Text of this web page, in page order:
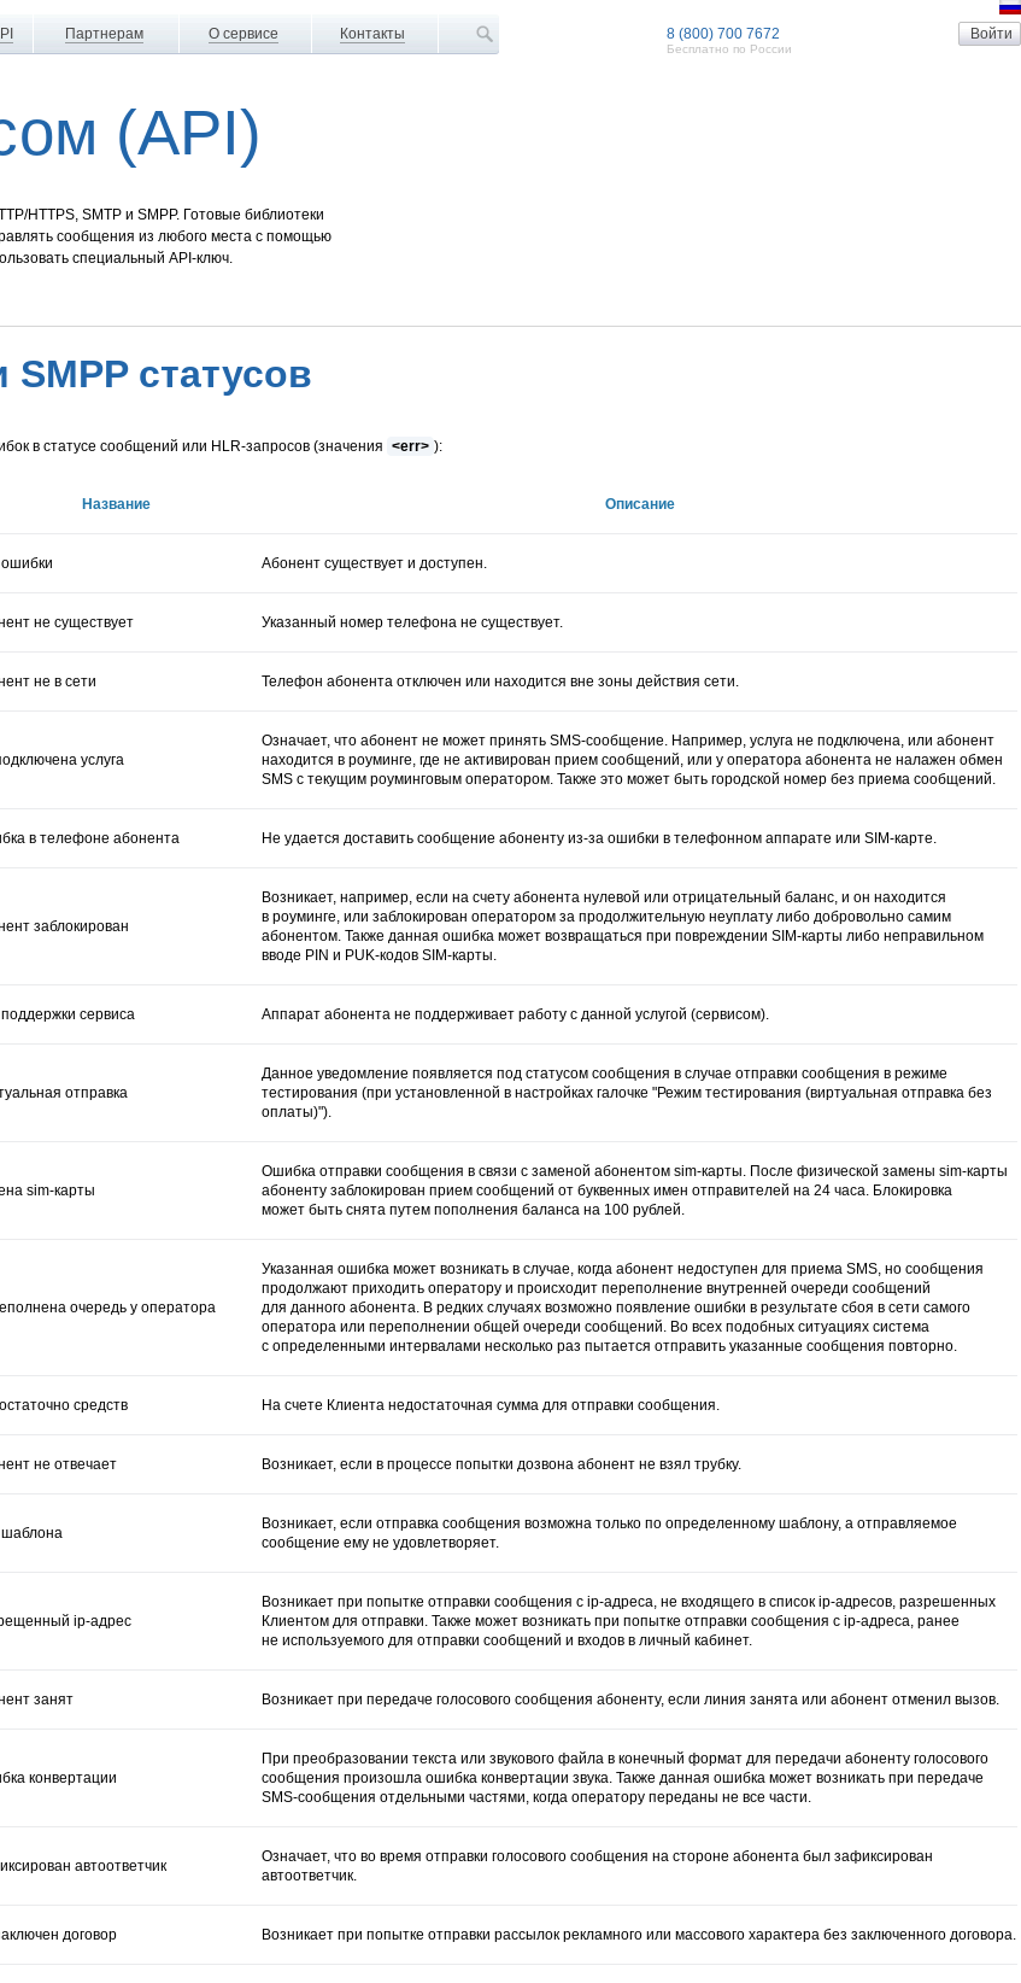
Партнерам О сервисе Контакты 8 (800) 700 7672
Бесплатно по России
(API)
HTTPS, SMTP и SMPP. Готовые библиотеки
сообщения из любого места с помощью
специальный API-ключ.
статусов
в статусе сообщений или HLR-запросов (значения <err> ):
Название Описание
Абонент существует и доступен.
не существует Указанный номер телефона не существует.
не в сети Телефон абонента отключен или находится вне зоны действия сети.
услуга
Означает, что абонент не может принять SMS-сообщение. Например, услуга не подключена, или абонент
находится в роуминге, где не активирован прием сообщений, или у оператора абонента не налажен обмен
SMS с текущим роуминговым оператором. Также это может быть городской номер без приема сообщений.
в телефоне абонента Не удается доставить сообщение абоненту из-за ошибки в телефонном аппарате или SIM-карте.
заблокирован
Возникает, например, если на счету абонента нулевой или отрицательный баланс, и он находится
в роуминге, или заблокирован оператором за продолжительную неуплату либо добровольно самим
абонентом. Также данная ошибка может возвращаться при повреждении SIM-карты либо неправильном
вводе PIN и PUK-кодов SIM-карты.
сервиса Аппарат абонента не поддерживает работу с данной услугой (сервисом).
отправка
Данное уведомление появляется под статусом сообщения в случае отправки сообщения в режиме
тестирования (при установленной в настройках галочке "Режим тестирования (виртуальная отправка без
оплаты)").
sim-карты
Ошибка отправки сообщения в связи с заменой абонентом sim-карты. После физической замены sim-карты
абоненту заблокирован прием сообщений от буквенных имен отправителей на 24 часа. Блокировка
может быть снята путем пополнения баланса на 100 рублей.
очередь у оператора
Указанная ошибка может возникать в случае, когда абонент недоступен для приема SMS, но сообщения
продолжают приходить оператору и происходит переполнение внутренней очереди сообщений
для данного абонента. В редких случаях возможно появление ошибки в результате сбоя в сети самого
оператора или переполнении общей очереди сообщений. Во всех подобных ситуациях система
с определенными интервалами несколько раз пытается отправить указанные сообщения повторно.
средств На счете Клиента недостаточная сумма для отправки сообщения.
не отвечает Возникает, если в процессе попытки дозвона абонент не взял трубку.
Возникает, если отправка сообщения возможна только по определенному шаблону, а отправляемое
сообщение ему не удовлетворяет.
ip-адрес
Возникает при попытке отправки сообщения с ip-адреса, не входящего в список ip-адресов, разрешенных
Клиентом для отправки. Также может возникать при попытке отправки сообщения с ip-адреса, ранее
не используемого для отправки сообщений и входов в личный кабинет.
занят Возникает при передаче голосового сообщения абоненту, если линия занята или абонент отменил вызов.
конвертации
При преобразовании текста или звукового файла в конечный формат для передачи абоненту голосового
сообщения произошла ошибка конвертации звука. Также данная ошибка может возникать при передаче
SMS-сообщения отдельными частями, когда оператору переданы не все части.
автоответчик
Означает, что во время отправки голосового сообщения на стороне абонента был зафиксирован
автоответчик.
договор Возникает при попытке отправки рассылок рекламного или массового характера без заключенного договора.